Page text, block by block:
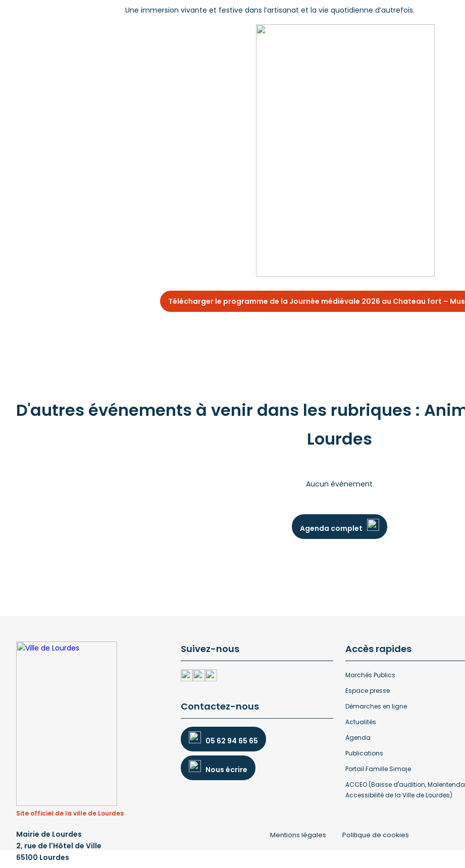
Une immersion vivante et festive dans l’artisanat et la vie quotidienne d’autrefois.
Télécharger le programme de la Journée médiévale 2026 au Chateau fort –
D'autres événements à venir dans les rubriques :
Lourdes
Aucun événement
Agenda complet
Site officiel de la ville de Lourdes
Mairie de Lourdes
2, rue de l'Hôtel de Ville
65100 Lourdes
Suivez-nous
Contactez-nous
05 62 94 65 65
Nous écrire
Accès rapides
Marchés Publics
Espace presse
Démarches en ligne
Actualités
Agenda
Publications
Portail Famille Simaje
ACCEO (Baisse d'audition,
Accessibilité de la Ville de Lourdes)
Mentions légales Politique de cookies